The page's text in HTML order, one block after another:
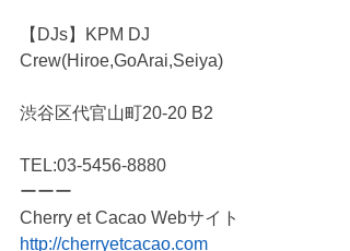
【DJs】KPM DJ
Crew(Hiroe,GoArai,Seiya)
渋谷区代官山町20-20 B2
TEL:03-5456-8880
ーーー
Cherry et Cacao Webサイト
http://cherryetcacao.com